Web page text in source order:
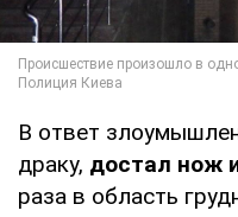
В ответ
драку, достал нож
раза в область